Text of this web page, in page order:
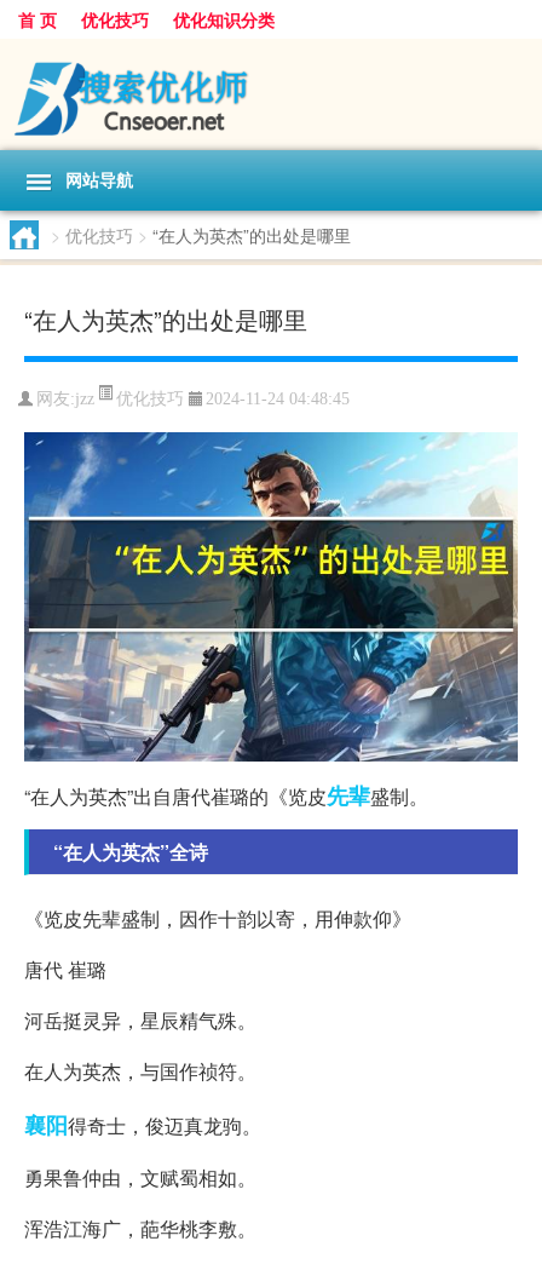
首 页 优化技巧 优化知识分类
网站导航
> 优化技巧 > “在人为英杰”的出处是哪里
“在人为英杰”的出处是哪里
网友:jzz 优化技巧 2024-11-24 04:48:45
“在人为英杰”出自唐代崔璐的《览皮先辈盛制。
“在人为英杰”全诗
《览皮先辈盛制，因作十韵以寄，用伸款仰》
唐代 崔璐
河岳挺灵异，星辰精气殊。
在人为英杰，与国作祯符。
襄阳得奇士，俊迈真龙驹。
勇果鲁仲由，文赋蜀相如。
浑浩江海广，葩华桃李敷。